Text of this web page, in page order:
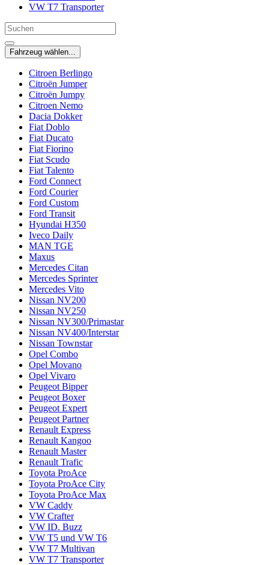
VW T7 Transporter
Fahrzeug wählen...
Citroen Berlingo
Citroën Jumper
Citroën Jumpy
Citroen Nemo
Dacia Dokker
Fiat Doblo
Fiat Ducato
Fiat Fiorino
Fiat Scudo
Fiat Talento
Ford Connect
Ford Courier
Ford Custom
Ford Transit
Hyundai H350
Iveco Daily
MAN TGE
Maxus
Mercedes Citan
Mercedes Sprinter
Mercedes Vito
Nissan NV200
Nissan NV250
Nissan NV300/Primastar
Nissan NV400/Interstar
Nissan Townstar
Opel Combo
Opel Movano
Opel Vivaro
Peugeot Bipper
Peugeot Boxer
Peugeot Expert
Peugeot Partner
Renault Express
Renault Kangoo
Renault Master
Renault Trafic
Toyota ProAce
Toyota ProAce City
Toyota ProAce Max
VW Caddy
VW Crafter
VW ID. Buzz
VW T5 und VW T6
VW T7 Multivan
VW T7 Transporter